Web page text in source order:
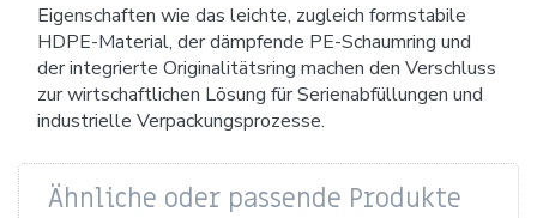
Eigenschaften wie das leichte, zugleich formstabile
HDPE-Material, der dämpfende PE-Schaumring und
der integrierte Originalitätsring machen den Verschluss
zur wirtschaftlichen Lösung für Serienabfüllungen und
industrielle Verpackungsprozesse.
Ähnliche oder passende Produkte